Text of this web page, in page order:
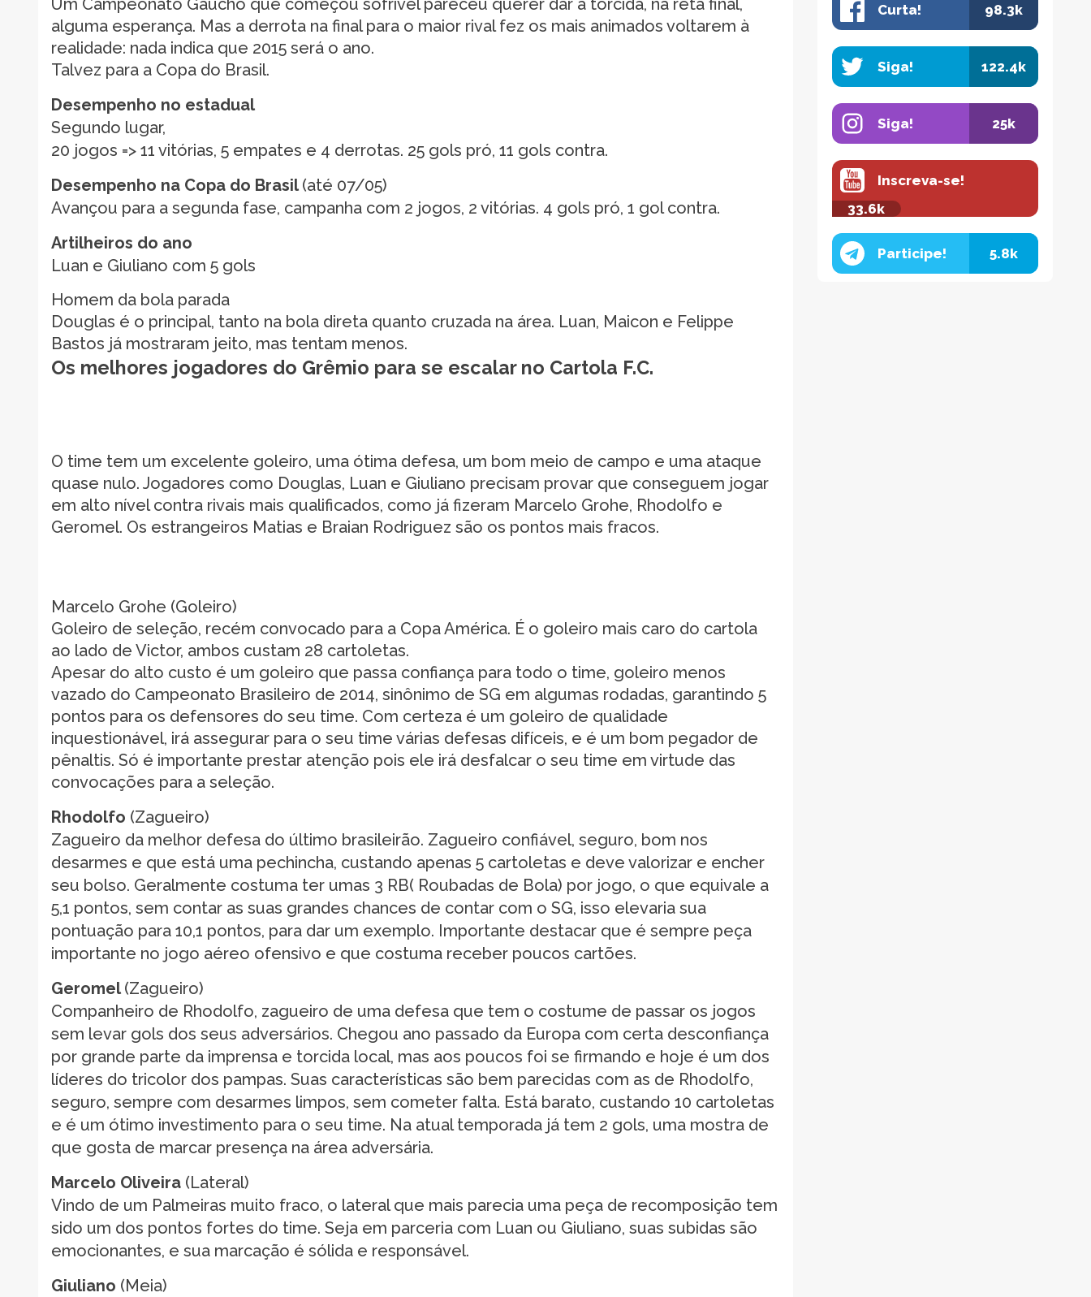
Um Campeonato Gaúcho que começou sofrível pareceu querer dar à torcida, na reta final,
alguma esperança. Mas a derrota na final para o maior rival fez os mais animados voltarem à
realidade: nada indica que 2015 será o ano.
Talvez para a Copa do Brasil.
Desempenho no estadual
Segundo lugar,
20 jogos => 11 vitórias, 5 empates e 4 derrotas. 25 gols pró, 11 gols contra.
Desempenho na Copa do Brasil (até 07/05)
Avançou para a segunda fase, campanha com 2 jogos, 2 vitórias. 4 gols pró, 1 gol contra.
Artilheiros do ano
Luan e Giuliano com 5 gols
Homem da bola parada
Douglas é o principal, tanto na bola direta quanto cruzada na área. Luan, Maicon e Felippe
Bastos já mostraram jeito, mas tentam menos.
Os melhores jogadores do Grêmio para se escalar no Cartola F.C.
O time tem um excelente goleiro, uma ótima defesa, um bom meio de campo e uma ataque
quase nulo. Jogadores como Douglas, Luan e Giuliano precisam provar que conseguem jogar
em alto nível contra rivais mais qualificados, como já fizeram Marcelo Grohe, Rhodolfo e
Geromel. Os estrangeiros Matias e Braian Rodriguez são os pontos mais fracos.
Marcelo Grohe (Goleiro)
Goleiro de seleção, recém convocado para a Copa América. É o goleiro mais caro do cartola
ao lado de Victor, ambos custam 28 cartoletas.
Apesar do alto custo é um goleiro que passa confiança para todo o time, goleiro menos
vazado do Campeonato Brasileiro de 2014, sinônimo de SG em algumas rodadas, garantindo 5
pontos para os defensores do seu time. Com certeza é um goleiro de qualidade
inquestionável, irá assegurar para o seu time várias defesas difíceis, e é um bom pegador de
pênaltis. Só é importante prestar atenção pois ele irá desfalcar o seu time em virtude das
convocações para a seleção.
Rhodolfo (Zagueiro)
Zagueiro da melhor defesa do último brasileirão. Zagueiro confiável, seguro, bom nos
desarmes e que está uma pechincha, custando apenas 5 cartoletas e deve valorizar e encher
seu bolso. Geralmente costuma ter umas 3 RB( Roubadas de Bola) por jogo, o que equivale a
5,1 pontos, sem contar as suas grandes chances de contar com o SG, isso elevaria sua
pontuação para 10,1 pontos, para dar um exemplo. Importante destacar que é sempre peça
importante no jogo aéreo ofensivo e que costuma receber poucos cartões.
Geromel (Zagueiro)
Companheiro de Rhodolfo, zagueiro de uma defesa que tem o costume de passar os jogos
sem levar gols dos seus adversários. Chegou ano passado da Europa com certa desconfiança
por grande parte da imprensa e torcida local, mas aos poucos foi se firmando e hoje é um dos
líderes do tricolor dos pampas. Suas características são bem parecidas com as de Rhodolfo,
seguro, sempre com desarmes limpos, sem cometer falta. Está barato, custando 10 cartoletas
e é um ótimo investimento para o seu time. Na atual temporada já tem 2 gols, uma mostra de
que gosta de marcar presença na área adversária.
Marcelo Oliveira (Lateral)
Vindo de um Palmeiras muito fraco, o lateral que mais parecia uma peça de recomposição tem
sido um dos pontos fortes do time. Seja em parceria com Luan ou Giuliano, suas subidas são
emocionantes, e sua marcação é sólida e responsável.
Giuliano (Meia)
Curta! 98.3k
Siga! 122.4k
Siga! 25k
Inscreva-se!
33.6k
Participe! 5.8k